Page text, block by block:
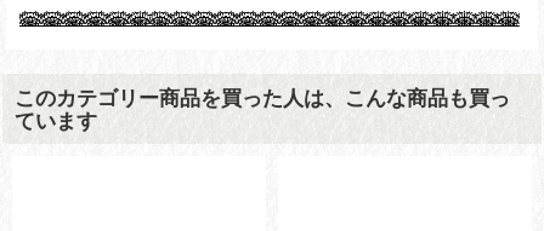
このカテゴリー商品を買った人は、こんな商品も買っ
ています